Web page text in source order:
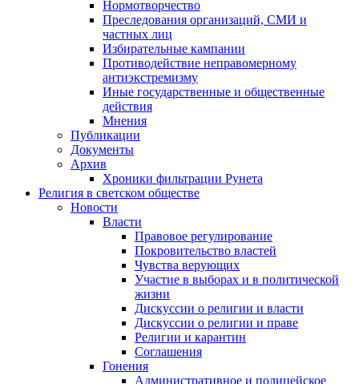
Нормотворчество
Преследования организаций, СМИ и
частных лиц
Избирательные кампании
Противодействие неправомерному
антиэкстремизму
Иные государственные и общественные
действия
Мнения
Публикации
Документы
Архив
Хроники фильтрации Рунета
Религия в светском обществе
Новости
Власти
Правовое регулирование
Покровительство властей
Чувства верующих
Участие в выборах и в политической
жизни
Дискуссии о религии и власти
Дискуссии о религии и праве
Религии и карантин
Соглашения
Гонения
Административное и полицейское